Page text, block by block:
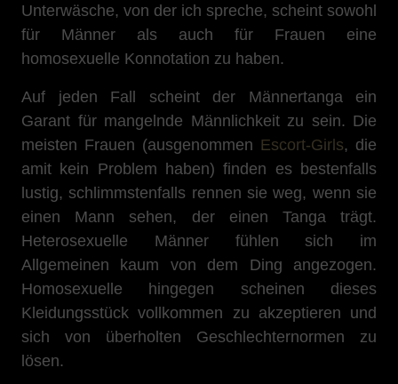
Unterwäsche, von der ich spreche, scheint sowohl
für Männer als auch für Frauen eine
homosexuelle Konnotation zu haben.
Auf jeden Fall scheint der Männertanga ein
Garant für mangelnde Männlichkeit zu sein. Die
meisten Frauen (ausgenommen Escort-Girls, die
amit kein Problem haben) finden es bestenfalls
lustig, schlimmstenfalls rennen sie weg, wenn sie
einen Mann sehen, der einen Tanga trägt.
Heterosexuelle Männer fühlen sich im
Allgemeinen kaum von dem Ding angezogen.
Homosexuelle hingegen scheinen dieses
Kleidungsstück vollkommen zu akzeptieren und
sich von überholten Geschlechternormen zu
lösen.